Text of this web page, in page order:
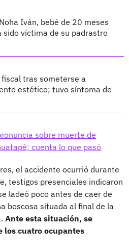
Iván, bebé de 20 meses
sido víctima de su padrastro
fiscal tras someterse a
estético; tuvo síntoma de
sobre muerte de
cuenta lo que pasó
el accidente ocurrió durante
testigos presenciales indicaron
ladeó poco antes de caer de
boscosa situada al final de la
Ante esta situación, se
los cuatro ocupantes